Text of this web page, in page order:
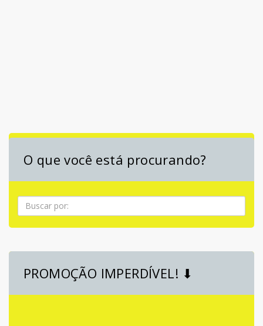
O que você está procurando?
Pesquisa
PROMOÇÃO IMPERDÍVEL! ⬇